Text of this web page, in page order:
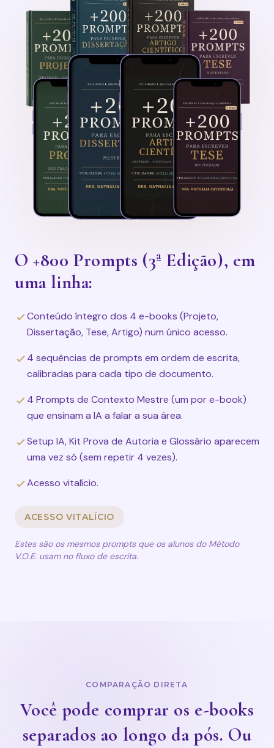
O +800 Prompts (3ª Edição), em
uma linha:
Conteúdo íntegro dos 4 e-books (Projeto,
Dissertação, Tese, Artigo) num único acesso.
4 sequências de prompts em ordem de escrita,
calibradas para cada tipo de documento.
4 Prompts de Contexto Mestre (um por e-book)
que ensinam a IA a falar a sua área.
Setup IA, Kit Prova de Autoria e Glossário aparecem
uma vez só (sem repetir 4 vezes).
Acesso vitalício.
ACESSO VITALÍCIO
Estes são os mesmos prompts que os alunos do Método
V.O.E. usam no fluxo de escrita.
COMPARAÇÃO DIRETA
Você pode comprar os e-books
separados ao longo da pós. Ou